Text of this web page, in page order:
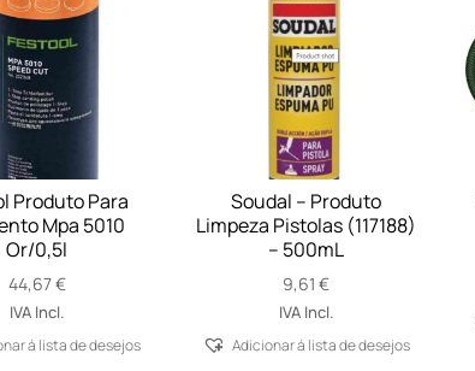
Produto Para
Mpa 5010
Or/0,5l
44,67€
IVA Incl.
á lista de desejos
Soudal – Produto
Limpeza Pistolas (117188)
– 500mL
9,61€
IVA Incl.
Adicionar á lista de desejos